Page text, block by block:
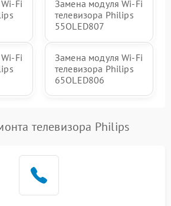
Fi
Замена модуля Wi-Fi
телевизора Philips
55OLED807
Fi
Замена модуля Wi-Fi
телевизора Philips
65OLED806
телевизора Philips